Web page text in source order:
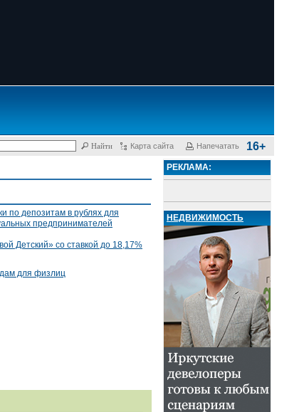
Карта сайта Напечатать 16+
по депозитам в рублях для
предпринимателей
Детский» со ставкой до 18,17%
для физлиц
РЕКЛАМА:
НЕДВИЖИМОСТЬ